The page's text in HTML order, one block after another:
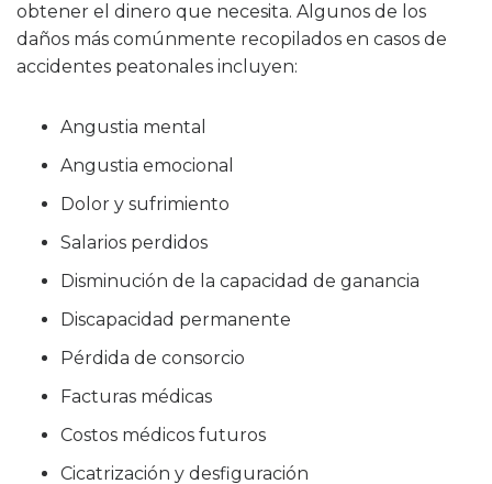
obtener el dinero que necesita. Algunos de los
daños más comúnmente recopilados en casos de
accidentes peatonales incluyen:
Angustia mental
Angustia emocional
Dolor y sufrimiento
Salarios perdidos
Disminución de la capacidad de ganancia
Discapacidad permanente
Pérdida de consorcio
Facturas médicas
Costos médicos futuros
Cicatrización y desfiguración